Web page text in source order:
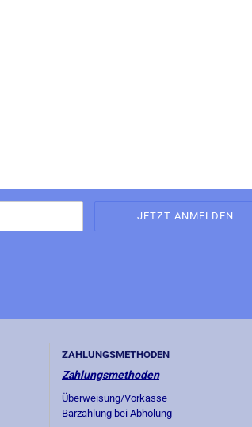
ZAHLUNGSMETHODEN
Zahlungsmethoden
Überweisung/Vorkasse
Barzahlung bei Abholung